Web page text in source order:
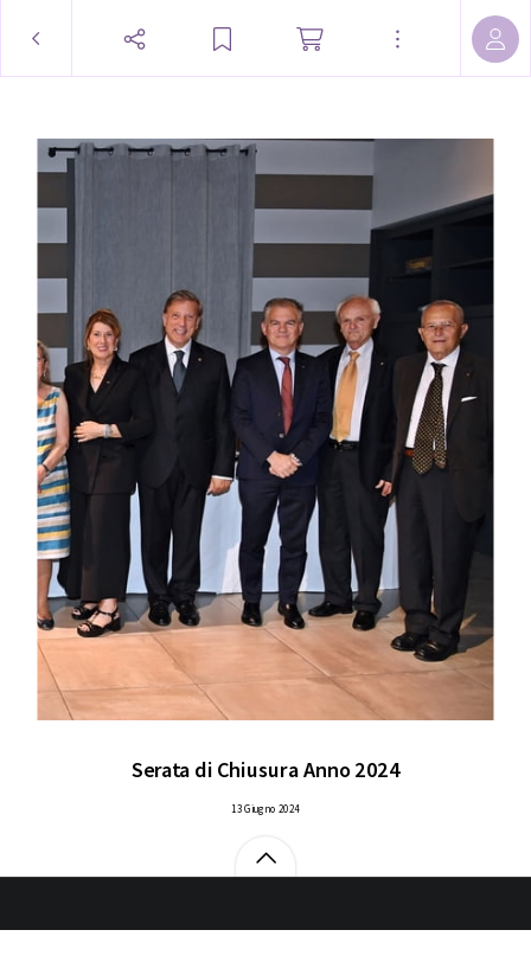
Serata di Chiusura Anno 2024
13 Giugno 2024